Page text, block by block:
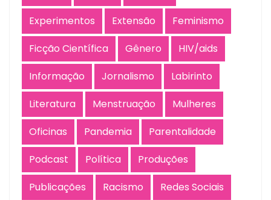
Experimentos
Extensão
Feminismo
Ficção Científica
Gênero
HIV/aids
Informação
Jornalismo
Labirinto
Literatura
Menstruação
Mulheres
Oficinas
Pandemia
Parentalidade
Podcast
Política
Produções
Publicações
Racismo
Redes Sociais